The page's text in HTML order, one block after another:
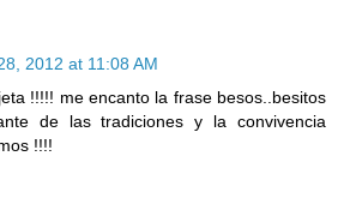
2012 at 11:08 AM
!!!!! me encanto la frase besos..besitos
de las tradiciones y la convivencia
!!!!